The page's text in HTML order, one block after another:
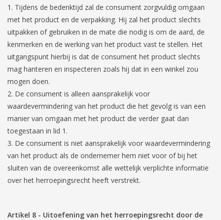
Tijdens de bedenktijd zal de consument zorgvuldig omgaan
met het product en de verpakking. Hij zal het product slechts
uitpakken of gebruiken in de mate die nodig is om de aard, de
kenmerken en de werking van het product vast te stellen. Het
uitgangspunt hierbij is dat de consument het product slechts
mag hanteren en inspecteren zoals hij dat in een winkel zou
mogen doen.
De consument is alleen aansprakelijk voor
waardevermindering van het product die het gevolg is van een
manier van omgaan met het product die verder gaat dan
toegestaan in lid 1.
De consument is niet aansprakelijk voor waardevermindering
van het product als de ondernemer hem niet voor of bij het
sluiten van de overeenkomst alle wettelijk verplichte informatie
over het herroepingsrecht heeft verstrekt.
Artikel 8 - Uitoefening van het herroepingsrecht door de